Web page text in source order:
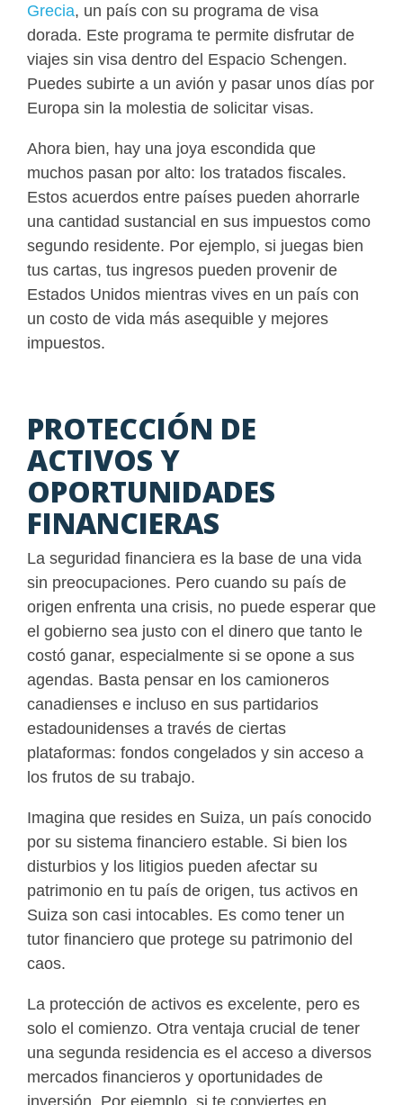
Grecia, un país con su programa de visa
dorada. Este programa te permite disfrutar de
viajes sin visa dentro del Espacio Schengen.
Puedes subirte a un avión y pasar unos días por
Europa sin la molestia de solicitar visas.
Ahora bien, hay una joya escondida que
muchos pasan por alto: los tratados fiscales.
Estos acuerdos entre países pueden ahorrarle
una cantidad sustancial en sus impuestos como
segundo residente. Por ejemplo, si juegas bien
tus cartas, tus ingresos pueden provenir de
Estados Unidos mientras vives en un país con
un costo de vida más asequible y mejores
impuestos.
PROTECCIÓN DE
ACTIVOS Y
OPORTUNIDADES
FINANCIERAS
La seguridad financiera es la base de una vida
sin preocupaciones. Pero cuando su país de
origen enfrenta una crisis, no puede esperar que
el gobierno sea justo con el dinero que tanto le
costó ganar, especialmente si se opone a sus
agendas. Basta pensar en los camioneros
canadienses e incluso en sus partidarios
estadounidenses a través de ciertas
plataformas: fondos congelados y sin acceso a
los frutos de su trabajo.
Imagina que resides en Suiza, un país conocido
por su sistema financiero estable. Si bien los
disturbios y los litigios pueden afectar su
patrimonio en tu país de origen, tus activos en
Suiza son casi intocables. Es como tener un
tutor financiero que protege su patrimonio del
caos.
La protección de activos es excelente, pero es
solo el comienzo. Otra ventaja crucial de tener
una segunda residencia es el acceso a diversos
mercados financieros y oportunidades de
inversión. Por ejemplo, si te conviertes en